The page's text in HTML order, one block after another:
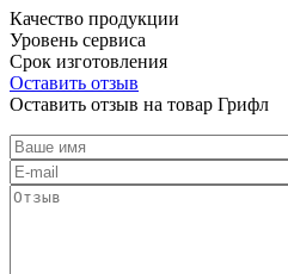
Качество продукции
Уровень сервиса
Срок изготовления
Оставить отзыв
Оставить отзыв на товар Грифл